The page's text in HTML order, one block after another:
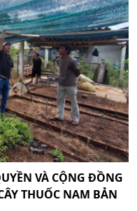
VÀ CỘNG ĐỒNG
THUỐC NAM BẢN